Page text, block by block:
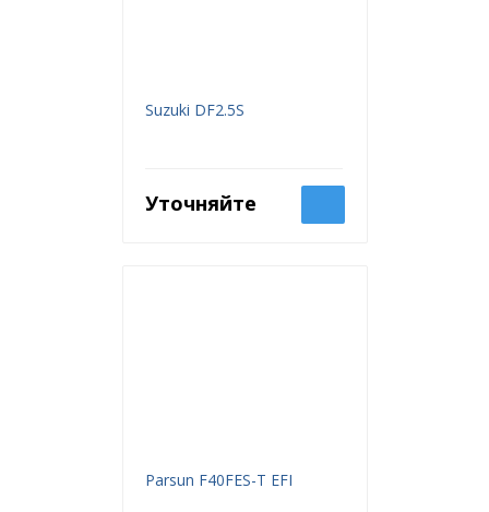
Suzuki DF2.5S
Уточняйте
Parsun F40FES-T EFI